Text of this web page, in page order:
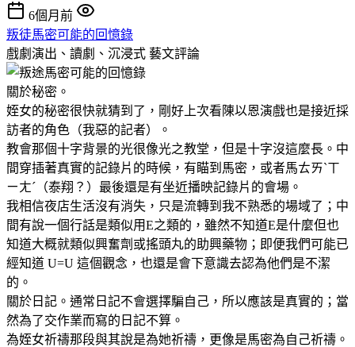
6個月前
叛徒馬密可能的回憶錄
戲劇演出、讀劇、沉浸式 藝文評論
關於秘密。
姪女的秘密很快就猜到了，剛好上次看陳以恩演戲也是接近採
訪者的角色（我惡的記者）。
教會那個十字背景的光很像光之教堂，但是十字沒這麼長。中
間穿插著真實的記錄片的時候，有瞄到馬密，或者馬ㄊㄞˋㄒ
ㄧㄤˊ（泰翔？）最後還是有坐近播映記錄片的會場。
我相信夜店生活沒有消失，只是流轉到我不熟悉的場域了；中
間有說一個行話是類似用E之類的，雖然不知道E是什麼但也
知道大概就類似興奮劑或搖頭丸的助興藥物；即便我們可能已
經知道 U=U 這個觀念，也還是會下意識去認為他們是不潔
的。
關於日記。通常日記不會選擇騙自己，所以應該是真實的；當
然為了交作業而寫的日記不算。
為姪女祈禱那段與其說是為她祈禱，更像是馬密為自己祈禱。